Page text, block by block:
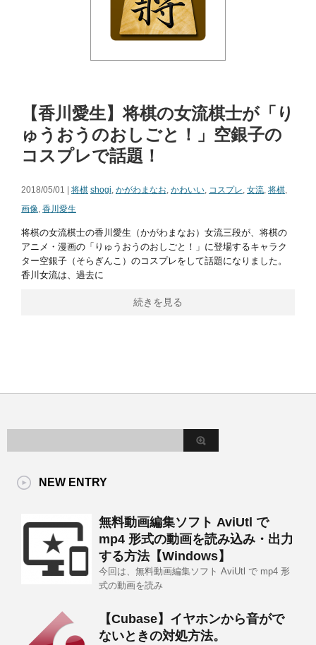
【香川愛生】将棋の女流棋士が「り
ゅうおうのおしごと！」空銀子の
コスプレで話題！
2018/05/01 | 将棋 shogi, かがわまなお, かわいい, コスプレ, 女流, 将棋,
画像, 香川愛生
将棋の女流棋士の香川愛生（かがわまなお）女流三段が、将棋の
アニメ・漫画の「りゅうおうのおしごと！」に登場するキャラク
ター空銀子（そらぎんこ）のコスプレをして話題になりました。
香川女流は、過去に
続きを見る
NEW ENTRY
無料動画編集ソフト AviUtl で
mp4 形式の動画を読み込み・出力
する方法【Windows】
今回は、無料動画編集ソフト AviUtl で mp4 形
式の動画を読み
【Cubase】イヤホンから音がで
ないときの対処方法。